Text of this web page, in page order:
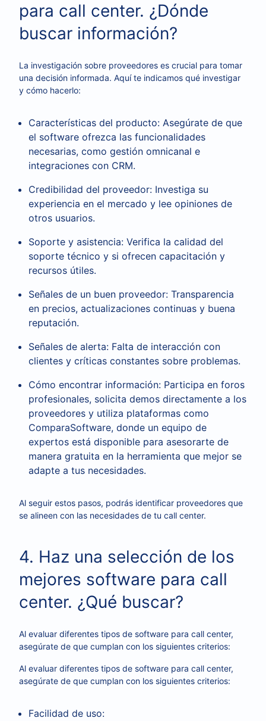
para call center. ¿Dónde
buscar información?
La investigación sobre proveedores es crucial para tomar
una decisión informada. Aquí te indicamos qué investigar
y cómo hacerlo:
Características del producto: Asegúrate de que
el software ofrezca las funcionalidades
necesarias, como gestión omnicanal e
integraciones con CRM.
Credibilidad del proveedor: Investiga su
experiencia en el mercado y lee opiniones de
otros usuarios.
Soporte y asistencia: Verifica la calidad del
soporte técnico y si ofrecen capacitación y
recursos útiles.
Señales de un buen proveedor: Transparencia
en precios, actualizaciones continuas y buena
reputación.
Señales de alerta: Falta de interacción con
clientes y críticas constantes sobre problemas.
Cómo encontrar información: Participa en foros
profesionales, solicita demos directamente a los
proveedores y utiliza plataformas como
ComparaSoftware, donde un equipo de
expertos está disponible para asesorarte de
manera gratuita en la herramienta que mejor se
adapte a tus necesidades.
Al seguir estos pasos, podrás identificar proveedores que
se alineen con las necesidades de tu call center.
4. Haz una selección de los
mejores software para call
center. ¿Qué buscar?
Al evaluar diferentes tipos de software para call center,
asegúrate de que cumplan con los siguientes criterios:
Al evaluar diferentes tipos de software para call center,
asegúrate de que cumplan con los siguientes criterios:
Facilidad de uso: